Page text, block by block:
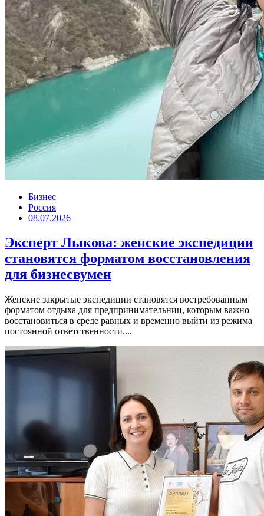
Бизнес
Россия
08.07.2026
Эксперт Лыкова: женские экспедиции
становятся форматом восстановления
для бизнесвумен
Женские закрытые экспедиции становятся востребованным
форматом отдыха для предпринимательниц, которым важно
восстановиться в среде равных и временно выйти из режима
постоянной ответственности....